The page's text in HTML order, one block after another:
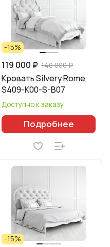
-15%
119 000 ₽ 140 000 ₽
Кровать Silvery Rome
S409-K00-S-B07
Доступно к заказу
Подробнее
-15%